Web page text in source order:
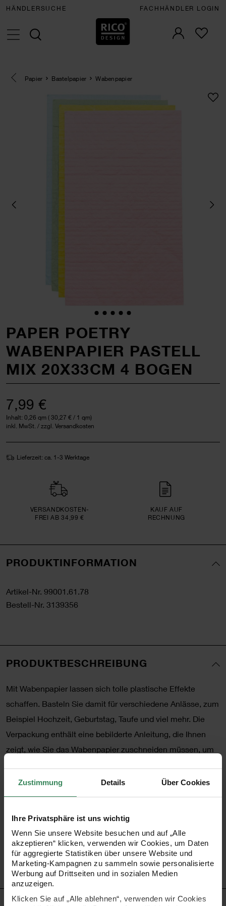
Zustimmung Details Über Cookies
Ihre Privatsphäre ist uns wichtig
Wenn Sie unsere Website besuchen und auf „Alle
akzeptieren“ klicken, verwenden wir Cookies, um Daten
für aggregierte Statistiken über unsere Website und
Marketing-Kampagnen zu sammeln sowie personalisierte
Werbung auf Drittseiten und in sozialen Medien
anzuzeigen.
Klicken Sie auf „Alle ablehnen“, verwenden wir Cookies
HÄNDLERSUCHE FACHHÄNDLER LOGIN
Eine Kategorie zurück navigieren
Papier Bastelpapier Wabenpapier
PAPER POETRY
WABENPAPIER PASTELL
MIX 20X33CM 4 BOGEN
7,99 €
Inhalt: 0,26 qm ( 30,27 € / 1 qm)
inkl. MwSt. / zzgl. Versandkosten
Lieferzeit: ca. 1-3 Werktage
VERSAND­KOSTEN­
FREI AB 34,99 €
KAUF AUF
RECHNUNG
PRODUKTINFORMATION
Artikel-Nr. 99001.61.78
Bestell-Nr. 3139356
PRODUKTBESCHREIBUNG
Mit Wabenpapier lassen sich tolle plastische Effekte
schaffen. Basteln Sie damit für verschiedene Anlässe, zum
Beispiel Hochzeit, Geburtstag, Taufe und viel mehr. Die
Verpackung enthält eine bebilderte Anleitung, die Ihnen
zeigt, wie Sie das Wabenpapier zuschneiden müssen, um
Kreativität freien Lauf!
Inhalt: 4 Bogen
Größe: 20 x 33 cm
Tipp! Das Wabenpapier ist auch in weiteren Farben
erhältlich!